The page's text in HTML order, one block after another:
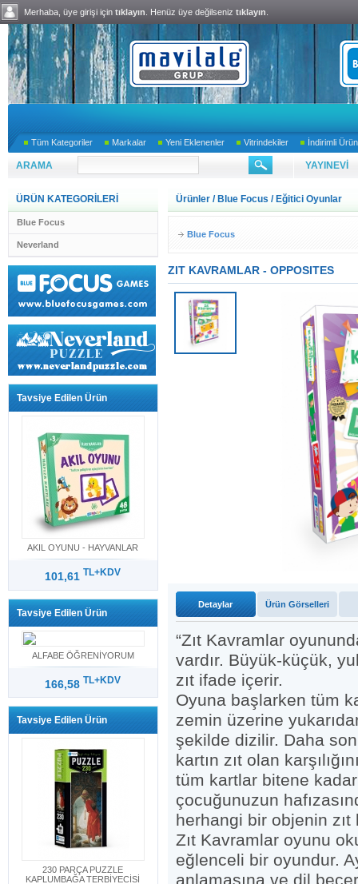
Merhaba, üye girişi için tıklayın . Henüz üye değilseniz tıklayın
Tüm Kategoriler Markalar Yeni Eklenenler Vitrindekiler İndirimli
ARAMA YAYINEVİ
ÜRÜN KATEGORİLERİ
Blue Focus
Neverland
Tavsiye Edilen Ürün
AKIL OYUNU - HAYVANLAR
101,61 TL+KDV
Tavsiye Edilen Ürün
ALFABE ÖĞRENİYORUM
166,58 TL+KDV
Tavsiye Edilen Ürün
230 PARÇA PUZZLE
KAPLUMBAĞA TERBİYECİSİ
Ürünler / Blue Focus / Eğitici Oyunlar
Blue Focus
ZIT KAVRAMLAR - OPPOSITES
Detaylar Ürün Görselleri
“Zıt Kavramlar
vardır. Büyük-küçük,
zıt ifade içerir.
Oyuna başlarken tüm
zemin üzerine
şekilde dizilir. Daha
kartın zıt olan
tüm kartlar bitene
çocuğunuzun
herhangi bir objenin zıt
Zıt Kavramlar oyunu
eğlenceli bir oyundur.
anlamasına ve dil